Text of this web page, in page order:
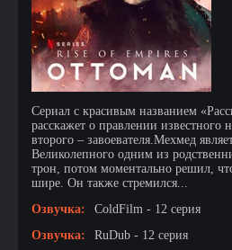
Сериал с красивым названием
расскажет о правлении известного
второго – завоевателя.Мехмед
Великолепного одним из
трон, потом моментально решил,
шире. Он также стремился...
Озвучка:
ColdFilm - 12 серия
Озвучка:
RuDub - 12 серия